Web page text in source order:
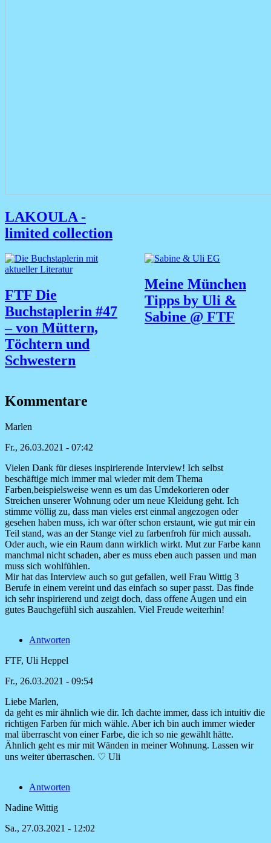
LAKOULA -
limited collection
FTF Die
Buchstaplerin #47
– von Müttern,
Töchtern und
Schwestern
Meine München
Tipps by Uli &
Sabine @ FTF
Kommentare
Marlen
Fr., 26.03.2021 - 07:42
Vielen Dank für dieses inspirierende Interview! Ich selbst
beschäftige mich immer mal wieder mit dem Thema
Farben,beispielsweise wenn es um das Umdekorieren oder
Streichen unserer Wohnung oder um neue Kleidung geht. Ich
stimme völlig zu, dass man vieles erst einmal angezogen oder
gesehen haben muss, ich war öfter schon erstaunt, wie gut mir ein
Teil stand, was an der Stange viel zu farbenfroh für mich aussah.
Oder auch, wie ein Raum dann wirklich wirkt. Mut zur Farbe kann
manchmal nicht schaden, aber es muss eben auch passen und man
muss sich wohlfühlen.
Mir hat das Interview auch so gut gefallen, weil Frau Wittig 3
Berufe in einem vereint und das einfach so super passt. Das finde
ich sehr inspirierend und zeigt doch, dass offene Augen und ein
gutes Bauchgefühl sich auszahlen. Viel Freude weiterhin!
Antworten
FTF, Uli Heppel
Fr., 26.03.2021 - 09:54
Antwort
auf
Vielen
Dank
für
Marlen
Liebe Marlen,
da geht es mir ähnlich wie dir. Ich dachte immer, dass ich intuitiv die
richtigen Farben für mich wähle. Aber ich bin auch immer wieder
mal überrascht von einer Farbe, die ich so nie gewählt hätte.
Ähnlich geht es mir mit Wänden in meiner Wohnung. Lassen wir
uns weiter überraschen. ♡ Uli
Antworten
Nadine Wittig
Sa., 27.03.2021 - 12:02